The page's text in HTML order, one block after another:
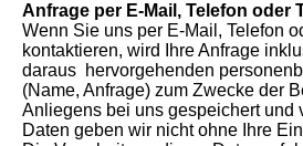
Anfrage per E-Mail, Telefon oder
Wenn Sie uns per E-Mail, Telefon
kontaktieren, wird Ihre Anfrage
daraus hervorgehenden
(Name, Anfrage) zum Zwecke der
Anliegens bei uns gespeichert und
Daten geben wir nicht ohne Ihre